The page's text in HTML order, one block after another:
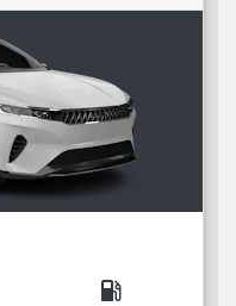
local_gas_station